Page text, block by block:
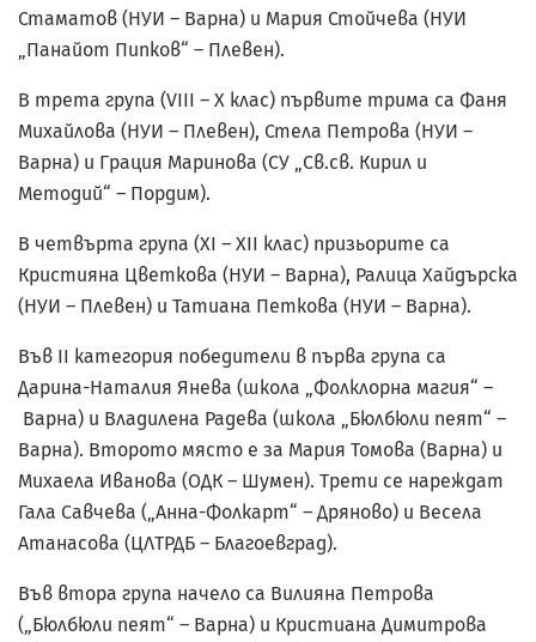
Стаматов (НУИ – Варна) и Мария Стойчева (НУИ
„Панайот Пипков“ – Плевен).
В трета група (VIII – X клас) първите трима са Фаня
Михайлова (НУИ – Плевен), Стела Петрова (НУИ –
Варна) и Грация Маринова (СУ „Св.св. Кирил и
Методий“ – Пордим).
В четвърта група (XI – XII клас) призьорите са
Кристияна Цветкова (НУИ – Варна), Ралица Хайдърска
(НУИ – Плевен) и Татиана Петкова (НУИ – Варна).
Във II категория победители в първа група са
Дарина-Наталия Янева (школа „Фолклорна магия“ –
Варна) и Владилена Радева (школа „Бюлбюли пеят“ –
Варна). Второто място е за Мария Томова (Варна) и
Михаела Иванова (ОДК – Шумен). Трети се нареждат
Гала Савчева („Анна-Фолкарт“ – Дряново) и Весела
Атанасова (ЦЛТРДБ – Благоевград).
Във втора група начело са Вилияна Петрова
(„Бюлбюли пеят“ – Варна) и Кристиана Димитрова